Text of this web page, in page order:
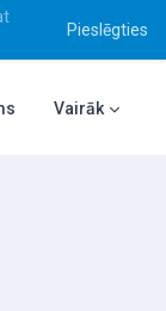
Pieslēgties
Vairāk